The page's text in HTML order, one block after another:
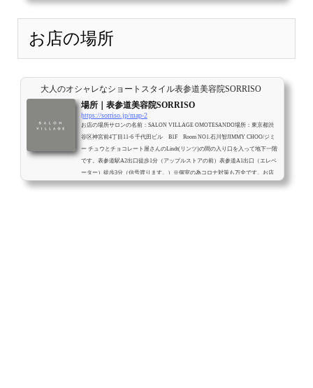
お店の場所
大人のオシャレなショートスタイル表参道美容院SORRISO
場所｜表参道美容院SORRISO
https://sorriso.jp/map-2
お店の場所サロンの名前：SALON VILLAGE OMOTESANDO場所：東京都渋
谷区神宮前4丁目11-6 千代田ビル B1F Room NO1.石川智JIMMY CHOO/ジミ
ー チュウとチョコレート屋さんのLindt(リンツ)の間の入り口を入って地下一階
です。表参道駅A2出口徒歩1分（アップルストアの前）表参道A1出口（エレベ
ーター）徒歩3分（信号渡ります。）※個室の為コロナ対策も万全です。お店
までの行き方<全室個室の為受付が御座いませんので入り口にあるiPadで受付